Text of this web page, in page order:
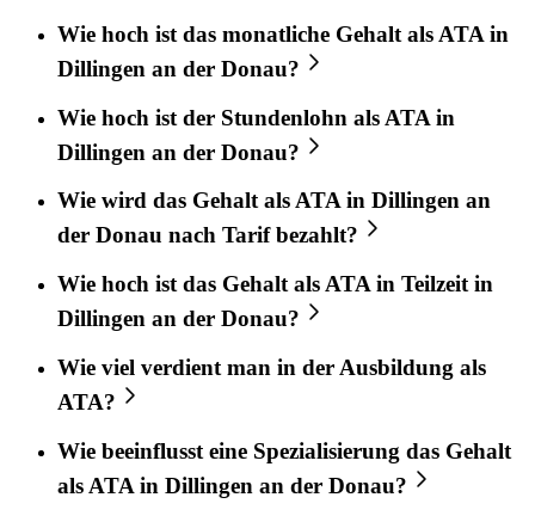
Wie hoch ist das monatliche Gehalt als ATA in
Dillingen an der Donau?
Wie hoch ist der Stundenlohn als ATA in
Dillingen an der Donau?
Wie wird das Gehalt als ATA in Dillingen an
der Donau nach Tarif bezahlt?
Wie hoch ist das Gehalt als ATA in Teilzeit in
Dillingen an der Donau?
Wie viel verdient man in der Ausbildung als
ATA?
Wie beeinflusst eine Spezialisierung das Gehalt
als ATA in Dillingen an der Donau?